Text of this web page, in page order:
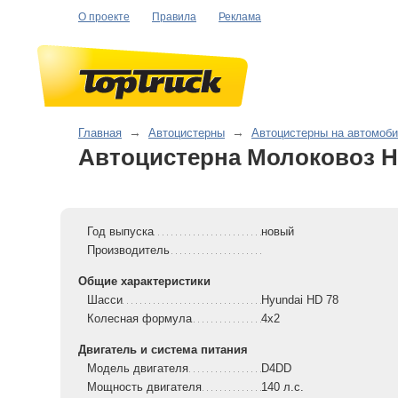
О проекте Правила Реклама
Главная → Автоцистерны → Автоцистерны на
Автоцистерна Молоковоз
Год выпуска
новый
Производитель
Общие характеристики
Шасси
Hyundai HD 78
Колесная формула
4x2
Двигатель и система питания
Модель двигателя
D4DD
Мощность двигателя
140 л.с.